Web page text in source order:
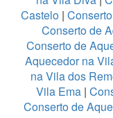
Castelo |
Conserto de
Conserto de
Aquecedor na
na Vila dos
Vila Ema|
Conserto de